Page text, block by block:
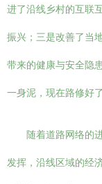
进了沿线乡村的互联
振兴；三是改善了当
带来的健康与安全隐
一身泥，现在路修好
随着道路网络的
发挥，沿线区域的经